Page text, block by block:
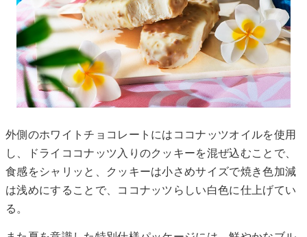
外側のホワイトチョコレートにはココナッツオイルを使用
し、ドライココナッツ入りのクッキーを混ぜ込むことで、
食感をシャリッと、クッキーは小さめサイズで焼き色加減
は浅めにすることで、ココナッツらしい白色に仕上げてい
る。